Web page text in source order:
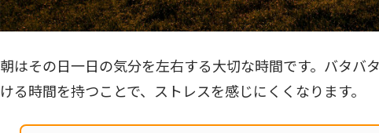
朝はその日一日の気分を左右する大切な時間です。バタバ
ける時間を持つことで、ストレスを感じにくくなります。